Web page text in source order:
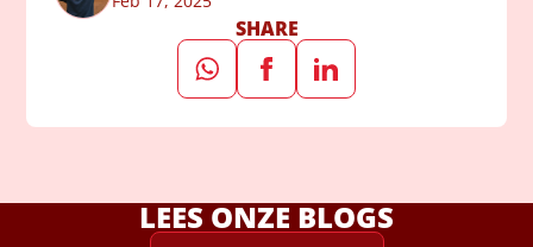
SHARE
LEES ONZE BLOGS